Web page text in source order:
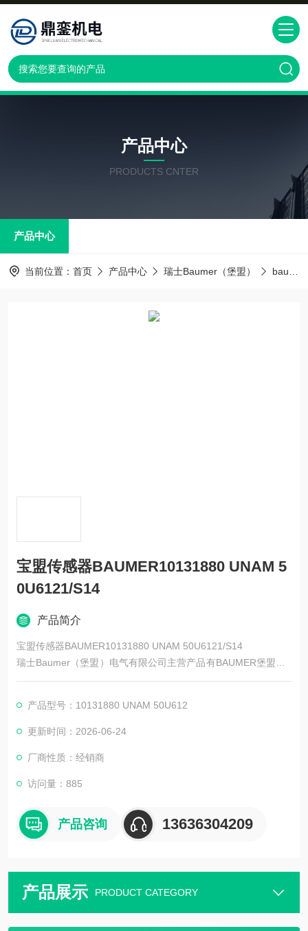
产品中心
PRODUCTS CNTER
产品中心
当前位置： 首页 产品中心 瑞士Baumer（堡盟） baumer传感器
宝盟传感器BAUMER10131880 UNAM 5
0U6121/S14
产品简介
宝盟传感器BAUMER10131880 UNAM 50U6121/S14
瑞士Baumer（堡盟）电气有限公司主营产品有BAUMER堡盟、B
AUMER编码器、BAUMER传感器、BAUMER控制器、BAUMER
ER光电开关、BAUMER限位开关、BAUMER放大器、BAUMER
变送器、BAUMER安全栅等。
产品型号：10131880 UNAM 50U612
更新时间：2026-06-24
厂商性质：经销商
访问量：885
产品咨询 13636304209
产品展示 PRODUCT CATEGORY